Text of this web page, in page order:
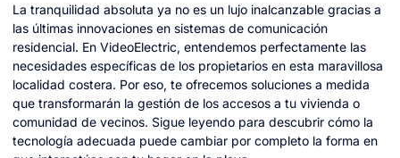
La tranquilidad absoluta ya no es un lujo inalcanzable gracias a
las últimas innovaciones en sistemas de comunicación
residencial. En VideoElectric, entendemos perfectamente las
necesidades específicas de los propietarios en esta maravillosa
localidad costera. Por eso, te ofrecemos soluciones a medida
que transformarán la gestión de los accesos a tu vivienda o
comunidad de vecinos. Sigue leyendo para descubrir cómo la
tecnología adecuada puede cambiar por completo la forma en